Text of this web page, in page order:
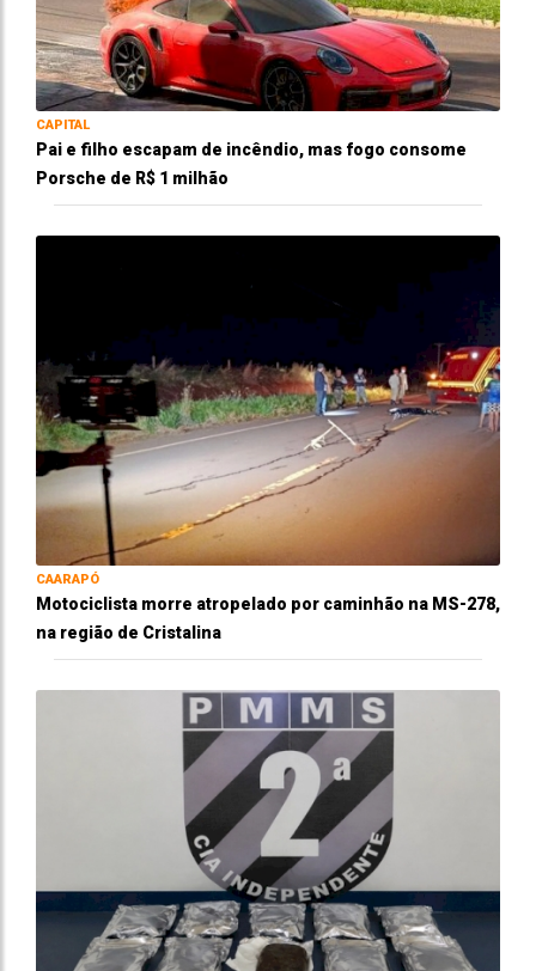
CAPITAL
Pai e filho escapam de incêndio, mas fogo consome
Porsche de R$ 1 milhão
CAARAPÓ
Motociclista morre atropelado por caminhão na MS-278,
na região de Cristalina